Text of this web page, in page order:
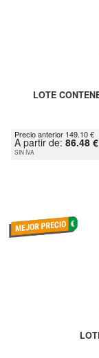
LOTE
Precio anterior 149.10 €
A partir de: 86.48 €
SIN IVA